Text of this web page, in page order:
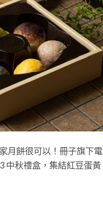
月餅很可以！冊子旗下電
中秋禮盒，集結紅豆蛋黃